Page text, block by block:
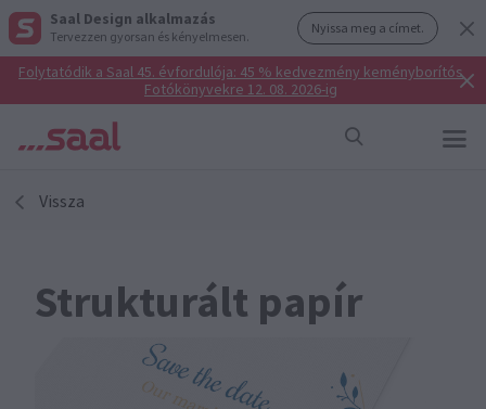
Saal Design alkalmazás
Tervezzen gyorsan és kényelmesen. Nyissa meg a címet.
Folytatódik a Saal 45. évfordulója: 45 % kedvezmény keményborítós
Fotókönyvekre 12. 08. 2026-ig
Vissza
Strukturált papír